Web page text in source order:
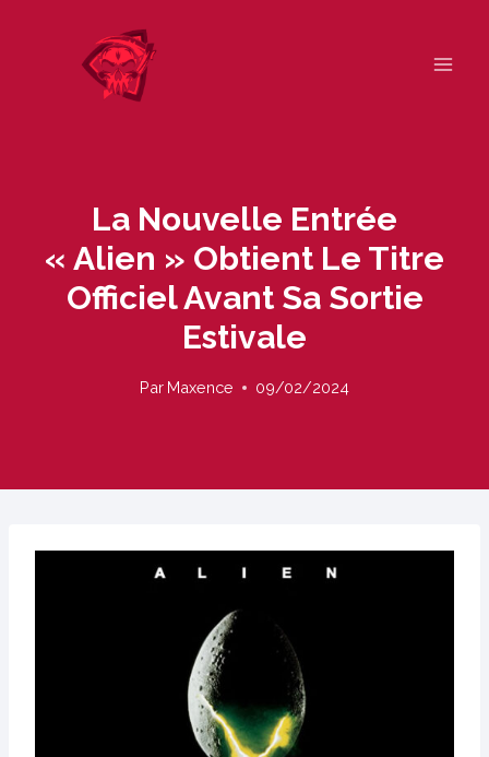
La Nouvelle Entrée
« Alien » Obtient Le Titre
Officiel Avant Sa Sortie
Estivale
Par Maxence 09/02/2024